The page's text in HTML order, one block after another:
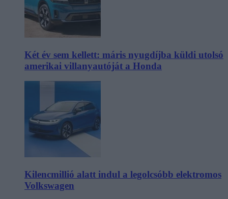
Két év sem kellett: máris nyugdíjba küldi utolsó
amerikai villanyautóját a Honda
Kilencmillió alatt indul a legolcsóbb elektromos
Volkswagen